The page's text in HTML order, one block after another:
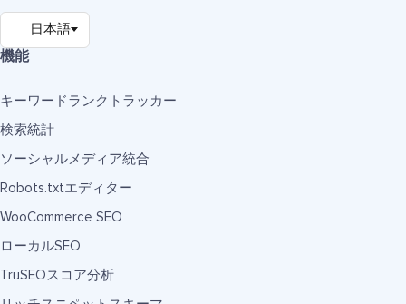
機能
キーワードランクトラッカー
検索統計
ソーシャルメディア統合
Robots.txtエディター
WooCommerce SEO
ローカルSEO
TruSEOスコア分析